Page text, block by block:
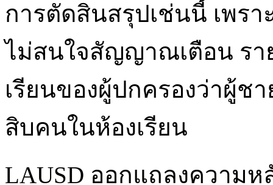
การตัดสินสรุปเช่นนี้ เพร
ไม่สนใจสัญญาณเตือน รา
เรียนของผู้ปกครองว่าผู้ช
สิบคนในห้องเรียน
LAUSD ออกแถลงความห